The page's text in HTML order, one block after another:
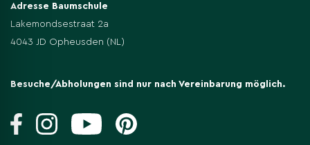
Adresse Baumschule
Lakemondsestraat 2a
4043 JD Opheusden (NL)
Besuche/Abholungen sind nur nach Vereinbarung möglich.